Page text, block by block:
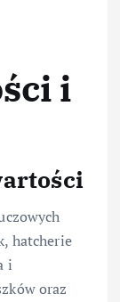
i
hatcherie
i
oraz